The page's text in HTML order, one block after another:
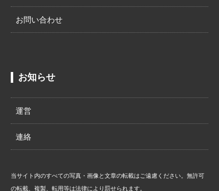
お問い合わせ
お知らせ
運営
連絡
当サイト内のすべての写真・画像と文章の転載はご遠慮ください。無許可
の転載、複製、転用等は法律により罰せられます。